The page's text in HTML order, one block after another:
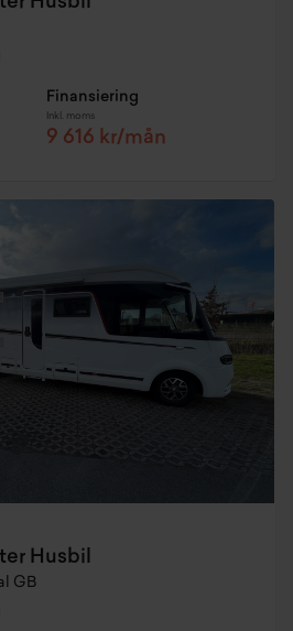
Finansiering
Inkl. moms
9 616 kr/mån
Husbil
GB